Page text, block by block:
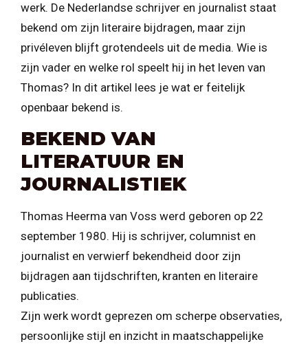
werk. De Nederlandse schrijver en journalist staat
bekend om zijn literaire bijdragen, maar zijn
privéleven blijft grotendeels uit de media. Wie is
zijn vader en welke rol speelt hij in het leven van
Thomas? In dit artikel lees je wat er feitelijk
openbaar bekend is.
BEKEND VAN
LITERATUUR EN
JOURNALISTIEK
Thomas Heerma van Voss werd geboren op 22
september 1980. Hij is schrijver, columnist en
journalist en verwierf bekendheid door zijn
bijdragen aan tijdschriften, kranten en literaire
publicaties.
Zijn werk wordt geprezen om scherpe observaties,
persoonlijke stijl en inzicht in maatschappelijke